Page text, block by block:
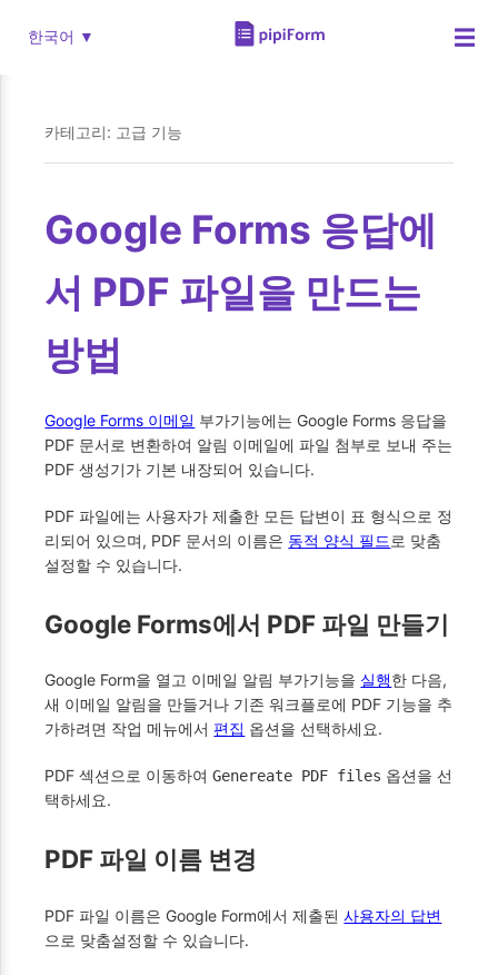
한국어 ▼ ☰
카테고리: 고급 기능
Google Forms 응답에
서 PDF 파일을 만드는
방법
Google Forms 이메일 부가기능에는 Google Forms 응답을
PDF 문서로 변환하여 알림 이메일에 파일 첨부로 보내 주는
PDF 생성기가 기본 내장되어 있습니다.
PDF 파일에는 사용자가 제출한 모든 답변이 표 형식으로 정
리되어 있으며, PDF 문서의 이름은 동적 양식 필드 로 맞춤
설정할 수 있습니다.
Google Forms에서 PDF 파일 만들기
Google Form을 열고 이메일 알림 부가기능을 실행한 다음,
새 이메일 알림을 만들거나 기존 워크플로에 PDF 기능을 추
가하려면 작업 메뉴에서편집 옵션을 선택하세요.
PDF 섹션으로 이동하여Genereate PDF files 옵션을 선
택하세요.
PDF 파일 이름 변경
PDF 파일 이름은 Google Form에서 제출된사용자의 답변
으로 맞춤설정할 수 있습니다.